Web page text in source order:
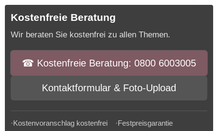
Kostenfreie Beratung
Wir beraten Sie kostenfrei zu allen Themen.
☎︎ Kostenfreie Beratung: 0800 6003005
Kontaktformular & Foto-Upload
·Kostenvoranschlag kostenfrei ·Festpreisgarantie